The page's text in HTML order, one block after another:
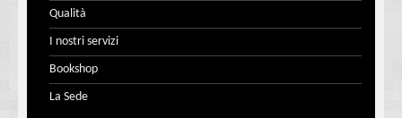
Qualità
I nostri servizi
Bookshop
La Sede